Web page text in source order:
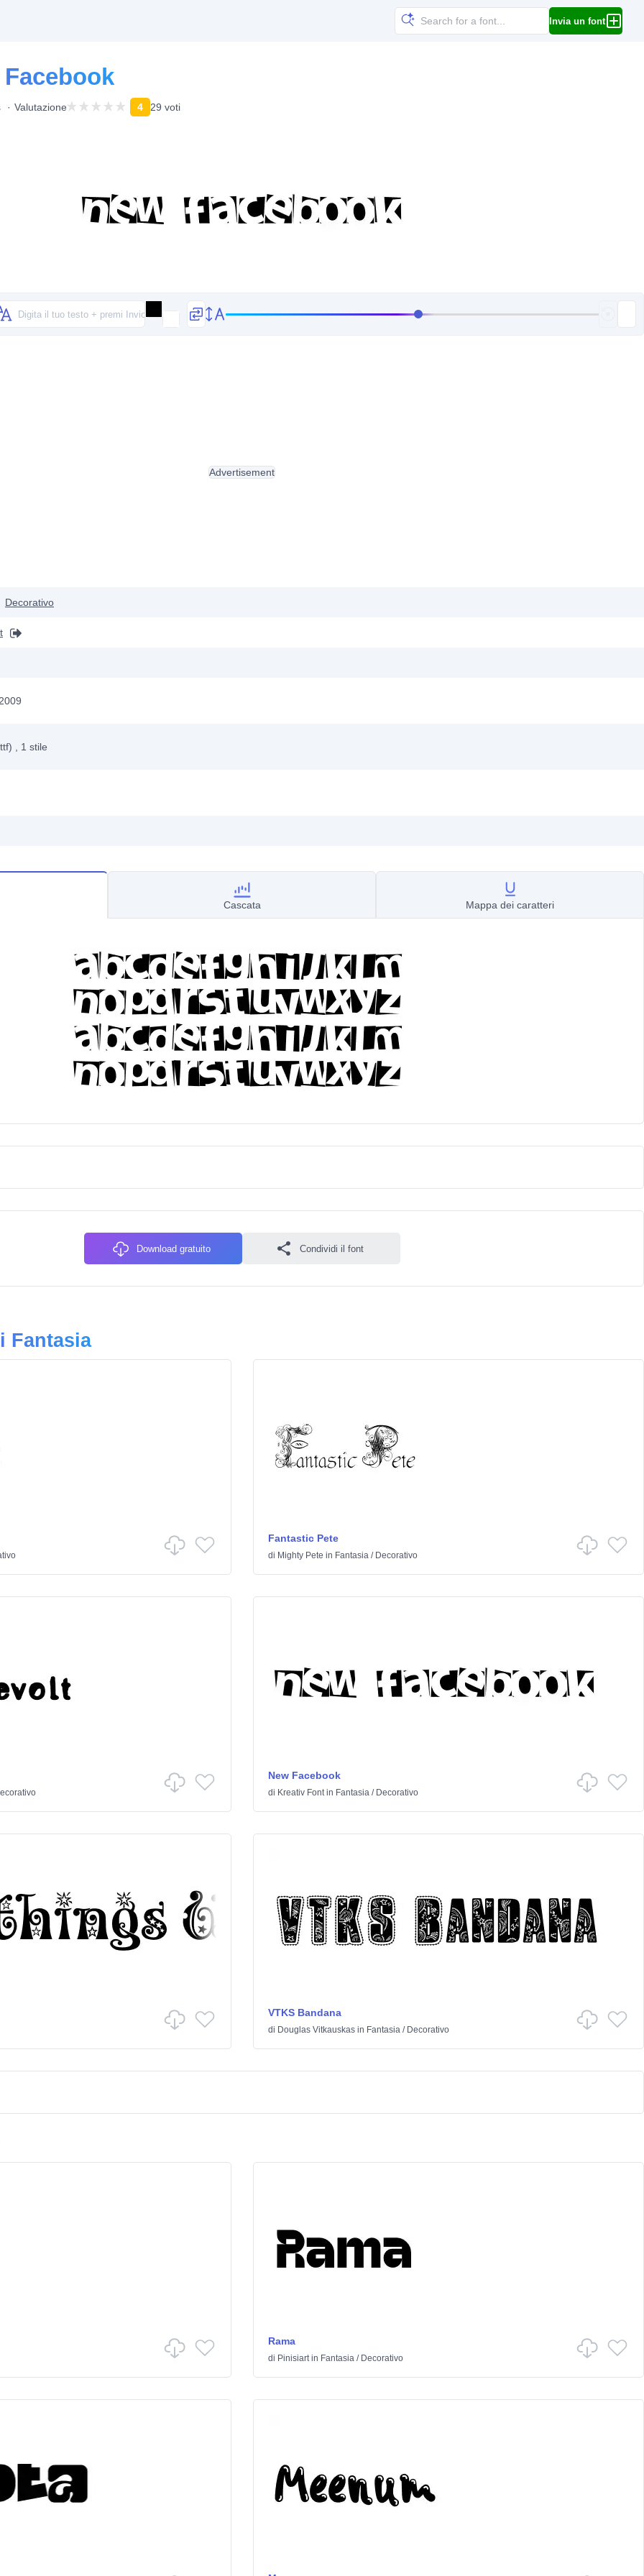
Invia un font
Valutazione 4 29 voti
Decorativo
, 1 stile
Advertisement
Cascata Mappa dei caratteri
Download gratuito Condividi il font
Fantasia
Fantastic Pete
di Mighty Pete in Fantasia/ Decorativo
New Facebook
di Kreativ Fontin Fantasia/ Decorativo
VTKS Bandana
di Douglas Vitkauskasin Fantasia/ Decorativo
Rama
di Pinisiartin Fantasia/ Decorativo